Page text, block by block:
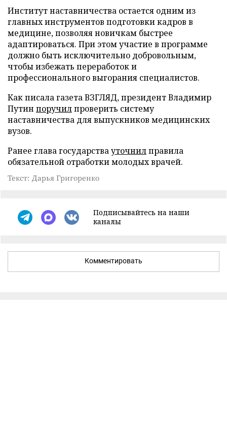
Институт наставничества остается одним из
главных инструментов подготовки кадров в
медицине, позволяя новичкам быстрее
адаптироваться. При этом участие в программе
должно быть исключительно добровольным,
чтобы избежать переработок и
профессионального выгорания специалистов.
Как писала газета ВЗГЛЯД, президент Владимир
Путин поручилпроверить систему
наставничества для выпускников медицинских
вузов.
Ранее глава государствауточнилправила
обязательной отработки молодых врачей.
Текст: Дарья Григоренко
Подписывайтесь на наши
каналы
Комментировать